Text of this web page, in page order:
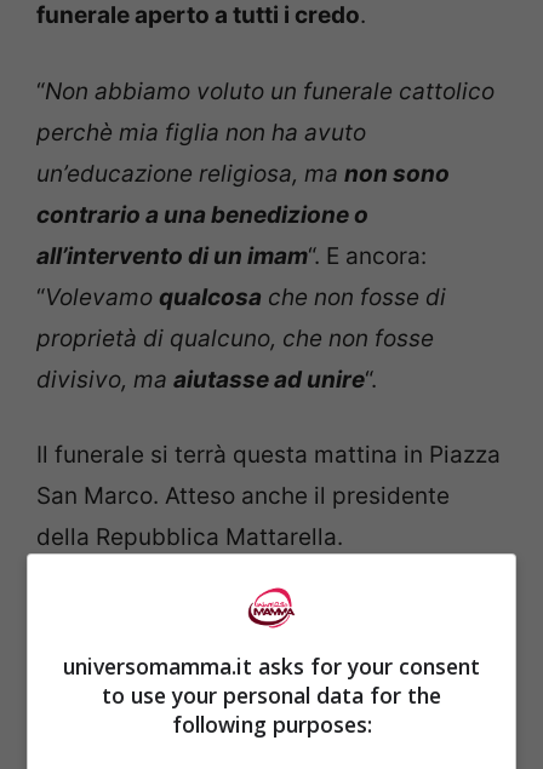
funerale aperto a tutti i credo.
“Non abbiamo voluto un funerale cattolico
perchè mia figlia non ha avuto
un’educazione religiosa, ma non sono
contrario a una benedizione o
all’intervento di un imam“. E ancora:
“Volevamo qualcosa che non fosse di
proprietà di qualcuno, che non fosse
divisivo, ma aiutasse ad unire“.
Il funerale si terrà questa mattina in Piazza
San Marco. Atteso anche il presidente
della Repubblica Mattarella.
universomamma.it asks for your consent
to use your personal data for the
following purposes: